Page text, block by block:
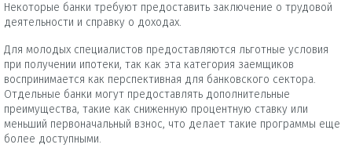
Некоторые банки требуют предоставить заключение о трудовой
деятельности и справку о доходах.
Для молодых специалистов предоставляются льготные условия
при получении ипотеки, так как эта категория заемщиков
воспринимается как перспективная для банковского сектора.
Отдельные банки могут предоставлять дополнительные
преимущества, такие как сниженную процентную ставку или
меньший первоначальный взнос, что делает такие программы еще
более доступными.